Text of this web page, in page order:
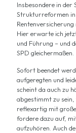
Insbesondere in der
Strukturreformen in
Hier erwarte ich
und Führung – und
SPD gleichermaßen.
Sofort beendet
aufgeregten und
scheint da auch zu
abgestimmt zu sein,
reflexartig mit
fordere dazu auf,
aufzuhören. Auch